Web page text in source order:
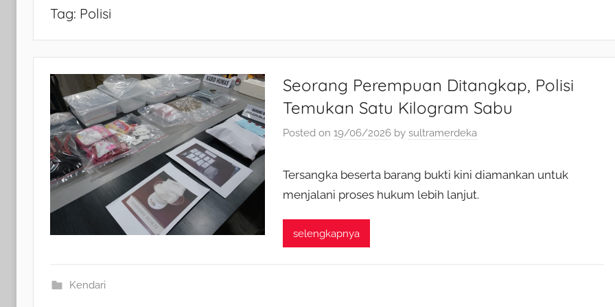
Tag: Polisi
Seorang Perempuan Ditangkap, Polisi
Temukan Satu Kilogram Sabu
Posted on 19/06/2026by sultramerdeka
Tersangka beserta barang bukti kini diamankan untuk
menjalani proses hukum lebih lanjut.
selengkapnya
Kendari